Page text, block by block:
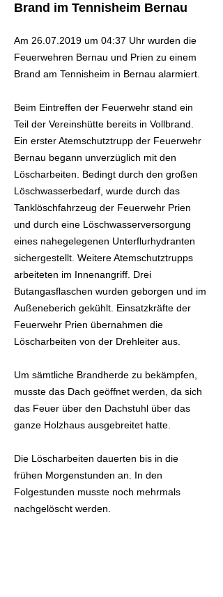
Brand im Tennisheim Bernau
Am 26.07.2019 um 04:37 Uhr wurden die
Feuerwehren Bernau und Prien zu einem
Brand am Tennisheim in Bernau alarmiert.
Beim Eintreffen der Feuerwehr stand ein
Teil der Vereinshütte bereits in Vollbrand.
Ein erster Atemschutztrupp der Feuerwehr
Bernau begann unverzüglich mit den
Löscharbeiten. Bedingt durch den großen
Löschwasserbedarf, wurde durch das
Tanklöschfahrzeug der Feuerwehr Prien
und durch eine Löschwasserversorgung
eines nahegelegenen Unterflurhydranten
sichergestellt. Weitere Atemschutztrupps
arbeiteten im Innenangriff. Drei
Butangasflaschen wurden geborgen und im
Außeneberich gekühlt. Einsatzkräfte der
Feuerwehr Prien übernahmen die
Löscharbeiten von der Drehleiter aus.
Um sämtliche Brandherde zu bekämpfen,
musste das Dach geöffnet werden, da sich
das Feuer über den Dachstuhl über das
ganze Holzhaus ausgebreitet hatte.
Die Löscharbeiten dauerten bis in die
frühen Morgenstunden an. In den
Folgestunden musste noch mehrmals
nachgelöscht werden.